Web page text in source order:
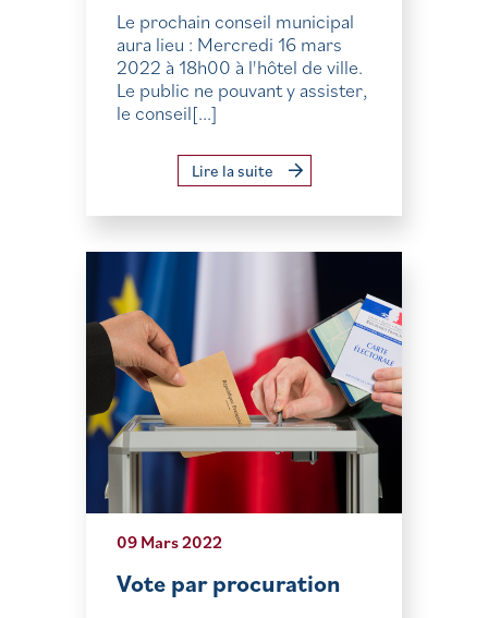
Le prochain conseil municipal
aura lieu : Mercredi 16 mars
2022 à 18h00 à l'hôtel de ville.
Le public ne pouvant y assister,
le conseil[...]
Lire la suite
09 Mars 2022
Vote par procuration